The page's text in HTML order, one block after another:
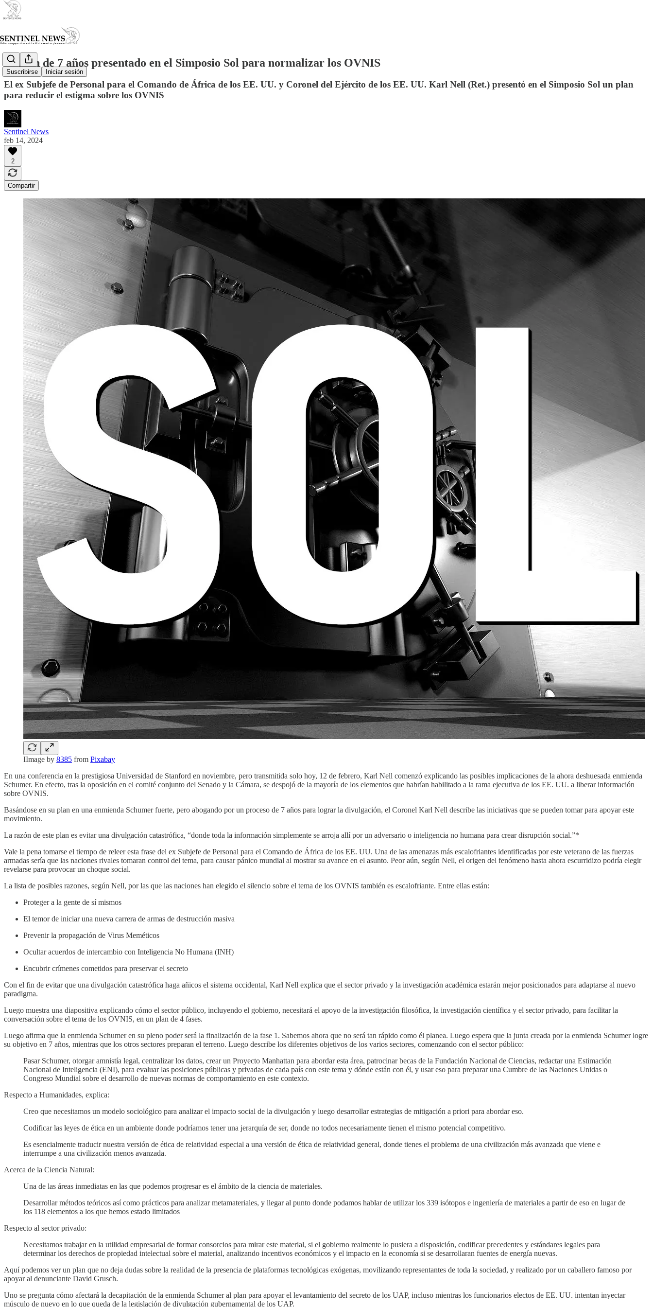
Suscribirse Iniciar sesión
El plan de 7 años presentado en el Simposio Sol para normalizar los OVNIS
El ex Subjefe de Personal para el Comando de África de los EE. UU. y Coronel del Ejército de los EE. UU. Karl Nell (Ret.) presentó en el Simposio Sol un plan
para reducir el estigma sobre los OVNIS
Sentinel News
feb 14, 2024
2
Compartir
IImage by 8385 from Pixabay
En una conferencia en la prestigiosa Universidad de Stanford en noviembre, pero transmitida solo hoy, 12 de febrero, Karl Nell comenzó explicando las posibles implicaciones de la ahora deshuesada enmienda
Schumer. En efecto, tras la oposición en el comité conjunto del Senado y la Cámara, se despojó de la mayoría de los elementos que habrían habilitado a la rama ejecutiva de los EE. UU. a liberar información
sobre OVNIS.
Basándose en su plan en una enmienda Schumer fuerte, pero abogando por un proceso de 7 años para lograr la divulgación, el Coronel Karl Nell describe las iniciativas que se pueden tomar para apoyar este
movimiento.
La razón de este plan es evitar una divulgación catastrófica, “donde toda la información simplemente se arroja allí por un adversario o inteligencia no humana para crear disrupción social.”*
Vale la pena tomarse el tiempo de releer esta frase del ex Subjefe de Personal para el Comando de África de los EE. UU. Una de las amenazas más escalofriantes identificadas por este veterano de las fuerzas
armadas sería que las naciones rivales tomaran control del tema, para causar pánico mundial al mostrar su avance en el asunto. Peor aún, según Nell, el origen del fenómeno hasta ahora escurridizo podría elegir
revelarse para provocar un choque social.
La lista de posibles razones, según Nell, por las que las naciones han elegido el silencio sobre el tema de los OVNIS también es escalofriante. Entre ellas están:
Proteger a la gente de sí mismos
El temor de iniciar una nueva carrera de armas de destrucción masiva
Prevenir la propagación de Virus Meméticos
Ocultar acuerdos de intercambio con Inteligencia No Humana (INH)
Encubrir crímenes cometidos para preservar el secreto
Con el fin de evitar que una divulgación catastrófica haga añicos el sistema occidental, Karl Nell explica que el sector privado y la investigación académica estarán mejor posicionados para adaptarse al nuevo
paradigma.
Luego muestra una diapositiva explicando cómo el sector público, incluyendo el gobierno, necesitará el apoyo de la investigación filosófica, la investigación científica y el sector privado, para facilitar la
conversación sobre el tema de los OVNIS, en un plan de 4 fases.
Luego afirma que la enmienda Schumer en su pleno poder será la finalización de la fase 1. Sabemos ahora que no será tan rápido como él planea. Luego espera que la junta creada por la enmienda Schumer logre
su objetivo en 7 años, mientras que los otros sectores preparan el terreno. Luego describe los diferentes objetivos de los varios sectores, comenzando con el sector público:
Pasar Schumer, otorgar amnistía legal, centralizar los datos, crear un Proyecto Manhattan para abordar esta área, patrocinar becas de la Fundación Nacional de Ciencias, redactar una Estimación
Nacional de Inteligencia (ENI), para evaluar las posiciones públicas y privadas de cada país con este tema y dónde están con él, y usar eso para preparar una Cumbre de las Naciones Unidas o
Congreso Mundial sobre el desarrollo de nuevas normas de comportamiento en este contexto.
Respecto a Humanidades, explica:
Creo que necesitamos un modelo sociológico para analizar el impacto social de la divulgación y luego desarrollar estrategias de mitigación a priori para abordar eso.
Codificar las leyes de ética en un ambiente donde podríamos tener una jerarquía de ser, donde no todos necesariamente tienen el mismo potencial competitivo.
Es esencialmente traducir nuestra versión de ética de relatividad especial a una versión de ética de relatividad general, donde tienes el problema de una civilización más avanzada que viene e
interrumpe a una civilización menos avanzada.
Acerca de la Ciencia Natural:
Una de las áreas inmediatas en las que podemos progresar es el ámbito de la ciencia de materiales.
Desarrollar métodos teóricos así como prácticos para analizar metamateriales, y llegar al punto donde podamos hablar de utilizar los 339 isótopos e ingeniería de materiales a partir de eso en lugar de
los 118 elementos a los que hemos estado limitados
Respecto al sector privado:
Necesitamos trabajar en la utilidad empresarial de formar consorcios para mirar este material, si el gobierno realmente lo pusiera a disposición, codificar precedentes y estándares legales para
determinar los derechos de propiedad intelectual sobre el material, analizando incentivos económicos y el impacto en la economía si se desarrollaran fuentes de energía nuevas.
Aquí podemos ver un plan que no deja dudas sobre la realidad de la presencia de plataformas tecnológicas exógenas, movilizando representantes de toda la sociedad, y realizado por un caballero famoso por
apoyar al denunciante David Grusch.
Uno se pregunta cómo afectará la decapitación de la enmienda Schumer al plan para apoyar el levantamiento del secreto de los UAP, incluso mientras los funcionarios electos de EE. UU. intentan inyectar
músculo de nuevo en lo que queda de la legislación de divulgación gubernamental de los UAP.